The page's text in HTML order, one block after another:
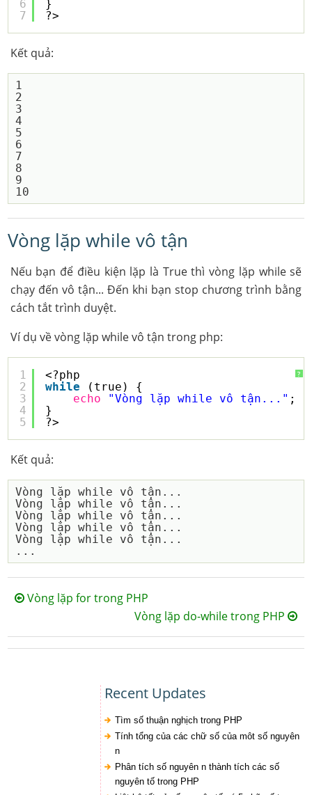
6
7
}
?>
Kết quả:
1
2
3
4
5
6
7
8
9
Vòng lặp while vô tận
Nếu bạn để điều kiện lặp là True thì vòng lặp while sẽ
chạy đến vô tận... Đến khi bạn stop chương trình bằng
cách tắt trình duyệt.
Ví dụ về vòng lặp while vô tận trong php:
?
1
2
3
4
5
<?php
while
(true) {
echo
"Vòng lặp while vô tận..." ;
}
?>
Kết quả:
Vòng lặp while vô tận...
Vòng lặp while vô tận...
Vòng lặp while vô tận...
Vòng lặp while vô tận...
Vòng lặp while vô tận...
Vòng lặp for trong PHP
Vòng lặp do-while trong PHP
Recent Updates
Tìm số thuận nghịch trong PHP
Tính tổng của các chữ số của môt số nguyên
n
Phân tích số nguyên n thành tích các số
nguyên tố trong PHP